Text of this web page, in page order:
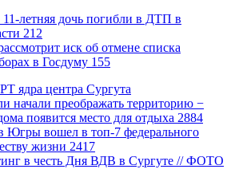
11-летняя дочь погибли в ДТП в
212
иск об отмене списка
в Госдуму 155
ядра центра Сургута
начали преображать территорию −
появится место для отдыха 2884
Югры вошел в топ-7 федерального
жизни 2417
в честь Дня ВДВ в Сургуте // ФОТО